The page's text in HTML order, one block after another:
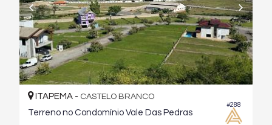
#288
ITAPEMA - CASTELO BRANCO
Terreno no Condomínio Vale Das Pedras